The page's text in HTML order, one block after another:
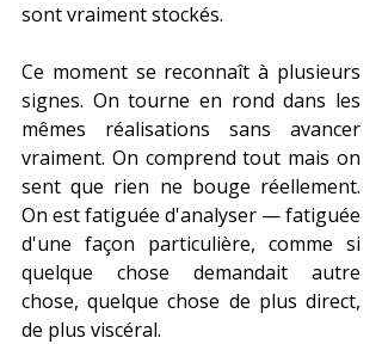
sont vraiment stockés.
Ce moment se reconnaît à plusieurs
signes. On tourne en rond dans les
mêmes réalisations sans avancer
vraiment. On comprend tout mais on
sent que rien ne bouge réellement.
On est fatiguée d'analyser — fatiguée
d'une façon particulière, comme si
quelque chose demandait autre
chose, quelque chose de plus direct,
de plus viscéral.